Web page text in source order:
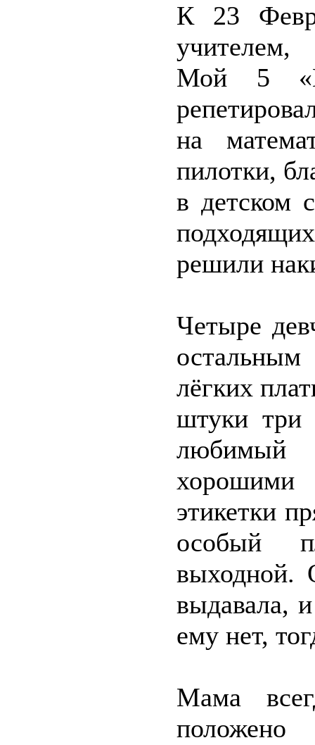
К 23
учителем,
Мой 5
на
пилотки,
в детском
решили
Четыре
лёгких
штуки три
любимый
хорошими
этикетки
особый
выходной.
выдавала,
ему нет,
Мама